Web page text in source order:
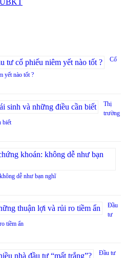
UBKT
Cổ
yết nào tốt ?
Thị
trường
biết
dễ như bạn nghĩ
Đầu
tư
tiềm ẩn
Đầu tư